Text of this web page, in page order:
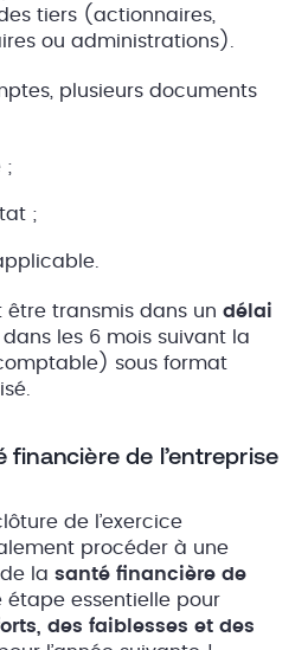
tiers (actionnaires,
ou administrations).
plusieurs documents
;
;
être transmis dans un délai
les 6 mois suivant la
sous format
financière de l’entreprise
de l’exercice
procéder à une
la santé financière de
étape essentielle pour
des faiblesses et des